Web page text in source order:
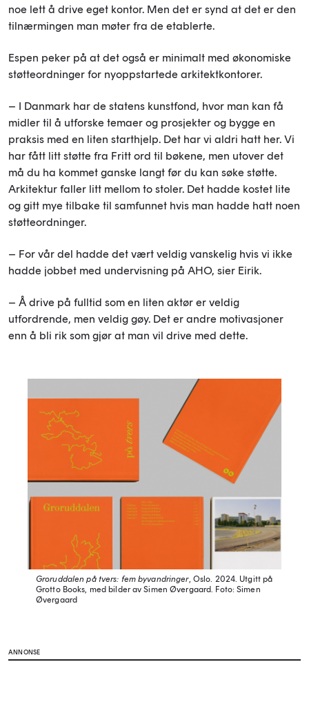
noe lett å drive eget kontor. Men det er synd at det er den
tilnærmingen man møter fra de etablerte.
Espen peker på at det også er minimalt med økonomiske
støtteordninger for nyoppstartede arkitektkontorer.
– I Danmark har de statens kunstfond, hvor man kan få
midler til å utforske temaer og prosjekter og bygge en
praksis med en liten starthjelp. Det har vi aldri hatt her. Vi
har fått litt støtte fra Fritt ord til bøkene, men utover det
må du ha kommet ganske langt før du kan søke støtte.
Arkitektur faller litt mellom to stoler. Det hadde kostet lite
og gitt mye tilbake til samfunnet hvis man hadde hatt noen
støtteordninger.
– For vår del hadde det vært veldig vanskelig hvis vi ikke
hadde jobbet med undervisning på AHO, sier Eirik.
– Å drive på fulltid som en liten aktør er veldig
utfordrende, men veldig gøy. Det er andre motivasjoner
enn å bli rik som gjør at man vil drive med dette.
Groruddalen på tvers: fem byvandringer, Oslo. 2024. Utgitt på
Grotto Books, med bilder av Simen Øvergaard. Foto: Simen
Øvergaard
ANNONSE